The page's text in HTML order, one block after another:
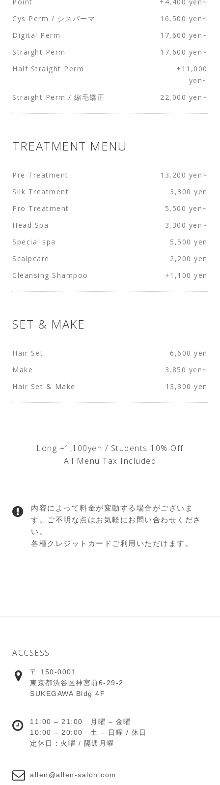
Cys Perm / シスパーマ
16,500 yen~
Digital Perm
17,600 yen~
Straight Perm
17,600 yen~
Half Straight Perm
+11,000
yen~
Straight Perm / 縮毛矯正
22,000 yen~
TREATMENT MENU
Pre Treatment
13,200 yen~
Silk Treatment
3,300 yen
Pro Treatment
5,500 yen~
Head Spa
3,300 yen~
Special spa
5,500 yen
Scalpcare
2,200 yen
Cleansing Shampoo
+1,100 yen
SET & MAKE
Hair Set
6,600 yen
Make
3,850 yen~
Hair Set & Make
13,300 yen
Long +1,100yen / Students 10% Off
All Menu Tax Included
内容によって料金が変動する場合がございま
す。ご不明な点はお気軽にお問い合わせくださ
い。
各種クレジットカードご利用いただけます。
ACCSESS
〒 150-0001
東京都渋谷区神宮前6-29-2
SUKEGAWA Bldg 4F
11:00 – 21:00 月曜 – 金曜
10:00 – 20:00 土 – 日曜 / 休日
定休日：火曜 / 隔週月曜
allen@allen-salon.com